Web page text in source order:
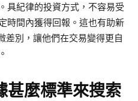
具紀律的投資方式，不容易受
時間內獲得回報。這也有助新
差別，讓他們在交易變得更自
甚麼標準來搜索